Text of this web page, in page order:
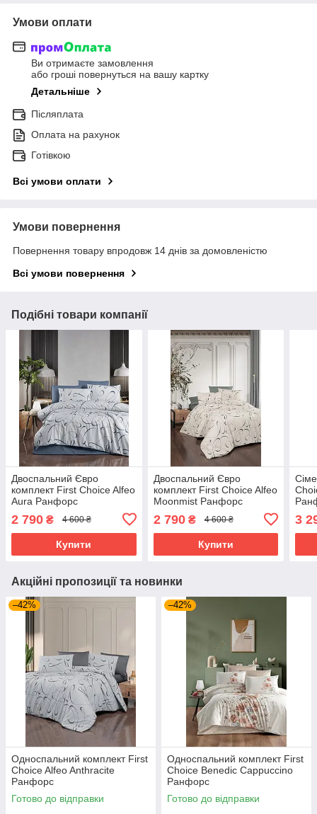
Умови оплати
Ви отримаєте замовлення
або гроші повернуться на вашу картку
Детальніше
Післяплата
Оплата на рахунок
Готівкою
Всі умови оплати
Умови повернення
Повернення товару впродовж 14 днів за домовленістю
Всі умови повернення
Подібні товари компанії
Двоспальний Євро
комплект First Choice Alfeo
Aura Ранфорс
2 790 ₴ 4 600 ₴
Купити
Двоспальний Євро
комплект First Choice Alfeo
Moonmist Ранфорс
2 790₴ 4 600 ₴
Купити
3
Акційні пропозиції та новинки
–42%
Односпальний комплект First
Choice Alfeo Anthracite
Ранфорс
Готово до відправки
–42%
Односпальний комплект First
Choice Benedic Cappuccino
Ранфорс
Готово до відправки